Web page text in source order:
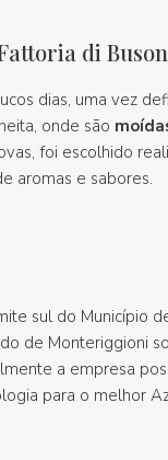
di
dias, uma vez
onde são
foi escolhido
aromas e sabores.
sul do Município
de Monteriggioni
a empresa
para o melhor